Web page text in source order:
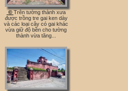
© Trên tường thành xưa
được trồng tre gai ken dày
và các loại cây có gai khác
vừa giữ độ bền cho tường
thành vừa tăng...